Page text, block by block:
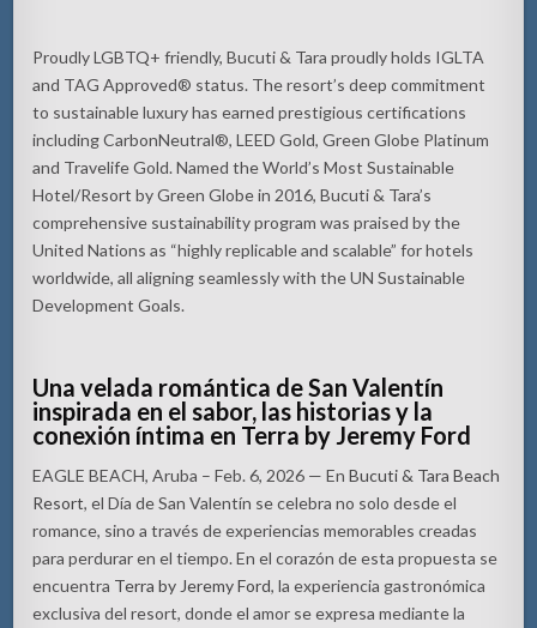
Proudly LGBTQ+ friendly, Bucuti & Tara proudly holds IGLTA
and TAG Approved® status. The resort’s deep commitment
to sustainable luxury has earned prestigious certifications
including CarbonNeutral®, LEED Gold, Green Globe Platinum
and Travelife Gold. Named the World’s Most Sustainable
Hotel/Resort by Green Globe in 2016, Bucuti & Tara’s
comprehensive sustainability program was praised by the
United Nations as “highly replicable and scalable” for hotels
worldwide, all aligning seamlessly with the UN Sustainable
Development Goals.
Una velada romántica de San Valentín
inspirada en el sabor, las historias y la
conexión íntima en Terra by Jeremy Ford
EAGLE BEACH, Aruba – Feb. 6, 2026 — EnBucuti & Tara Beach
Resort, el Día de San Valentín se celebra no solo desde el
romance, sino a través de experiencias memorables creadas
para perdurar en el tiempo. En el corazón de esta propuesta se
encuentra Terra by Jeremy Ford, la experiencia gastronómica
exclusiva del resort, donde el amor se expresa mediante la